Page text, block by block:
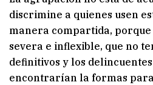
discrimine a quienes usen
manera compartida, porque
severa e inflexible, que no
definitivos y los
encontrarían la formas